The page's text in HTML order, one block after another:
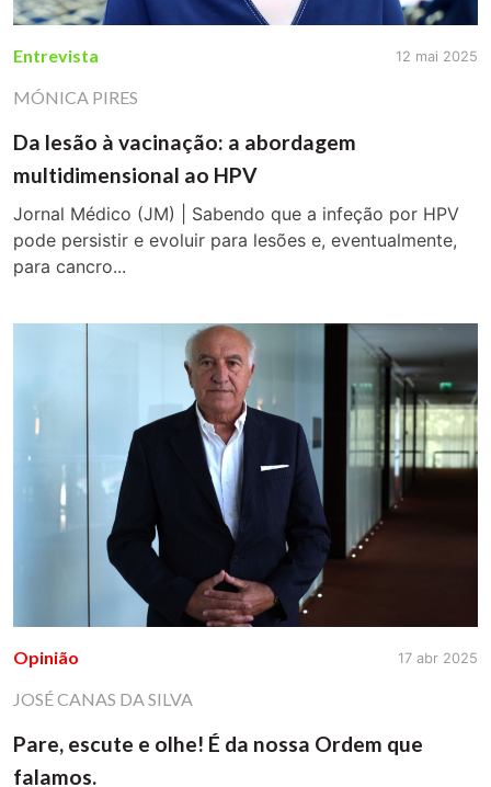
Entrevista 12 mai 2025
MÓNICA PIRES
Da lesão à vacinação: a abordagem
multidimensional ao HPV
Jornal Médico (JM) | Sabendo que a infeção por HPV
pode persistir e evoluir para lesões e, eventualmente,
para cancro...
Opinião 17 abr 2025
JOSÉ CANAS DA SILVA
Pare, escute e olhe! É da nossa Ordem que
falamos.